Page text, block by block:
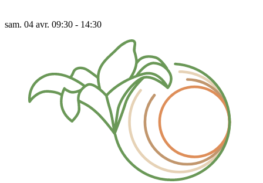
sam. 04 avr. 09:30 - 14:30